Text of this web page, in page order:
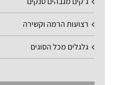
רצועות הרמה וקשירה
גלגלים מכל הסוגים